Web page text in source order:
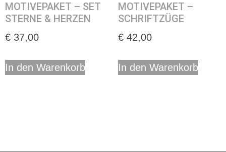
MOTIVEPAKET – SET
STERNE & HERZEN
€ 37,00
In den Warenkorb
MOTIVEPAKET –
SCHRIFTZÜGE
€ 42,00
In den Warenkorb